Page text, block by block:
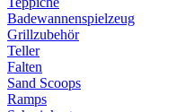
Badewannenspielzeug
Grillzubehör
Teller
Falten
Sand Scoops
Ramps